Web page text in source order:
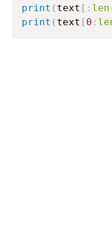
print ( text [ : len
print ( text [ 0 :